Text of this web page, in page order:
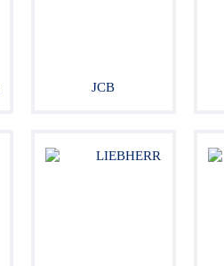
JCB